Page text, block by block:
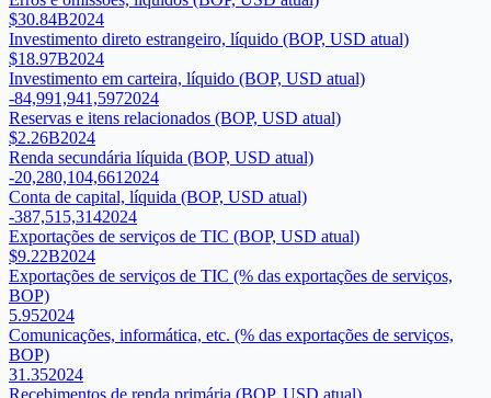
$30.84B2024
Investimento direto estrangeiro, líquido (BOP, USD atual)
$18.97B2024
Investimento em carteira, líquido (BOP, USD atual)
-84,991,941,5972024
Reservas e itens relacionados (BOP, USD atual)
$2.26B2024
Renda secundária líquida (BOP, USD atual)
-20,280,104,661 2024
Conta de capital, líquida (BOP, USD atual)
-387,515,3142024
Exportações de serviços de TIC (BOP, USD atual)
$9.22B2024
Exportações de serviços de TIC (% das exportações de serviços,
BOP)
5.952024
Comunicações, informática, etc. (% das exportações de serviços,
BOP)
31.352024
Recebimentos de renda primária (BOP, USD atual)